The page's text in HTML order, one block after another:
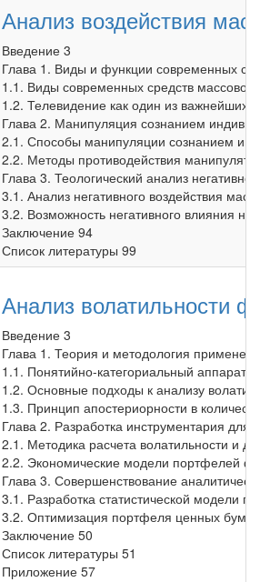
Анализ воздействия
Введение 3
Глава 1. Виды и функции современных
1.1. Виды современных средств
1.2. Телевидение как один из важнейших
Глава 2. Манипуляция сознанием
2.1. Способы манипуляции сознанием
2.2. Методы противодействия
Глава 3. Теологический анализ
3.1. Анализ негативного воздействия
3.2. Возможность негативного влияния
Заключение 94
Список литературы 99
Анализ волатильности
Введение 3
Глава 1. Теория и методология
1.1. Понятийно-категориальный аппарат
1.2. Основные подходы к анализу
1.3. Принцип апостериорности в
Глава 2. Разработка инструментария
2.1. Методика расчета волатильности и
2.2. Экономические модели портфелей
Глава 3. Совершенствование
3.1. Разработка статистической модели
3.2. Оптимизация портфеля ценных
Заключение 50
Список литературы 51
Приложение 57